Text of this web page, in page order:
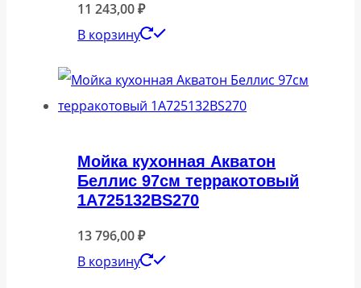
11 243,00₽
В корзину
Мойка кухонная Акватон
Беллис 97см терракотовый
1A725132BS270
13 796,00₽
В корзину